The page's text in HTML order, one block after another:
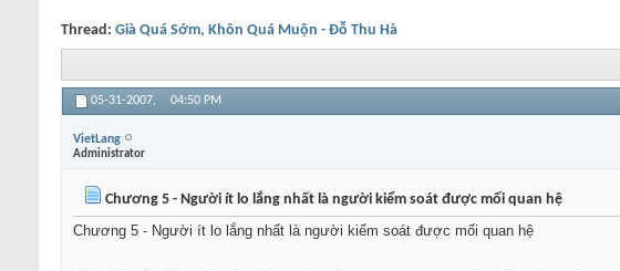
Thread: Già Quá Sớm, Khôn Quá Muộn - Đỗ Thu Hà
05-31-2007, 04:50 PM
VietLang
Administrator
Chương 5 - Người ít lo lắng nhất là người kiểm soát được mối quan hệ
Chương 5 - Người ít lo lắng nhất là người kiểm soát được mối quan hệ